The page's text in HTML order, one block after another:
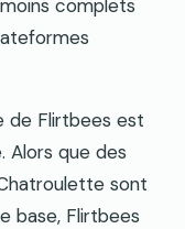
complets
de Flirtbees est
Alors que des
sont
base, Flirtbees